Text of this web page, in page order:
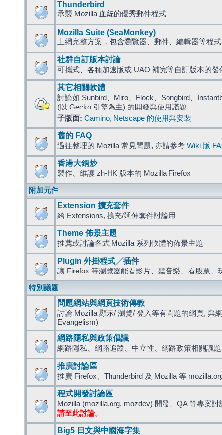
Thunderbird
承襲 Mozilla 血統的優秀郵件程式
Mozilla Suite (SeaMonkey)
上網完整方案，包含瀏覽器、郵件、編輯器等程
社群自訂版本討論
可攜式、各種加速版或 UAO 補完等自訂版本的發
其它相關軟體
討論如 Sunbird、Miro、Flock、Songbird、
(以 Gecko 引擎為主) 的開發與使用議題
子版面: Camino, Netscape 的使用與安裝
舊的 FAQ
過往整理的 Mozilla 常見問題, 亦請參考 Wiki 版
香港大鍋炒
製作、維護 zh-HK 版本的 Mozilla Firefox
附加元件
Extension 擴充套件
給 Extensions, 擴充/延伸套件討論用
Theme 佈景主題
推薦或討論各式 Mozilla 系列軟體的佈景主題
Plugin 外掛程式╱插件
讓 Firefox 等瀏覽器能看影片、聽音樂、看股票、
特別議題
問題網站與網頁技術傳教
討論 Mozilla 顯示/ 瀏覽/ 登入等有問題的網頁, 與
Evangelism)
網路隱私與政策倡議
網路隱私、網路追蹤、中立性、網路政策相關議題
推廣討論區
推廣 Firefox、Thunderbird 及 Mozilla 等
程式開發討論區
Mozilla (mozilla.org, mozdev) 開發、QA 等專案討
請至此討論。
Big5 日文與中國海字集